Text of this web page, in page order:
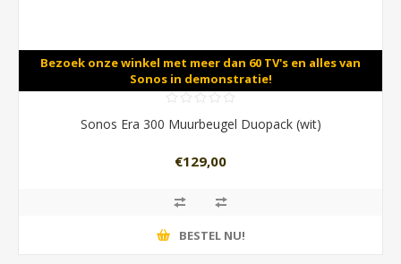
Bezoek onze winkel met meer dan 60 TV's en alles van
Sonos in demonstratie!
Sonos Era 300 Muurbeugel Duopack (wit)
€129,00
BESTEL NU!